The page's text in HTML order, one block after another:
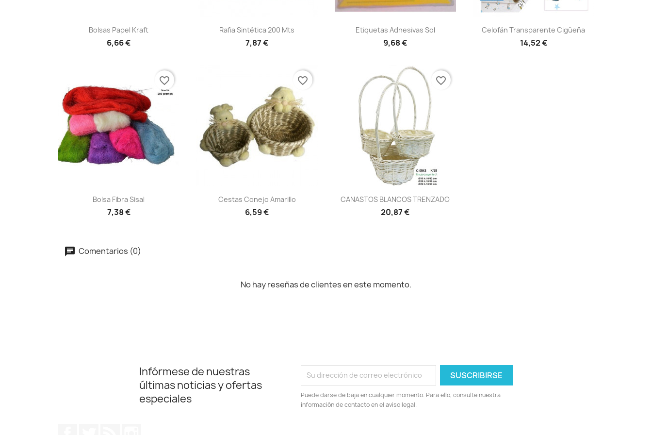
Vista rápida
Bolsas Papel Kraft
6,66 €
Vista rápida
Rafia Sintética 200 Mts
7,87 €
Vista rápida
Etiquetas Adhesivas Sol
9,68 €
Vista rápida
Celofán Transparente Cigüeña
14,52 €
Vista rápida
Bolsa Fibra Sisal
7,38 €
favorite_border
Vista rápida
Cestas Conejo Amarillo
6,59 €
favorite_border
Vista rápida
CANASTOS BLANCOS TRENZADO
20,87 €
favorite_border
Comentarios (0)
No hay reseñas de clientes en este momento.
Infórmese de nuestras
últimas noticias y ofertas
especiales
Puede darse de baja en cualquier momento. Para ello, consulte nuestra
información de contacto en el aviso legal.